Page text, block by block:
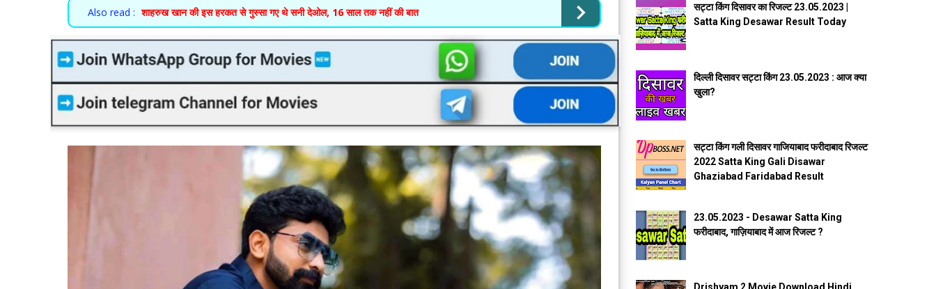
Also read : शाहरुख खान की इस हरकत से गुस्सा गए थे सनी देओल, 16 साल तक नहीं की बात
सट्टा किंग दिसावर का रिजल्ट 23.05.2023 |
Satta King Desawar Result Today
दिल्ली दिसावर सट्टा किंग 23.05.2023 : आज क्या
खुला?
सट्टा किंग गली दिसावर गाजियाबाद फरीदाबाद रिजल्ट
2022 Satta King Gali Disawar
Ghaziabad Faridabad Result
23.05.2023 - Desawar Satta King
फरीदाबाद, गाज़ियाबाद में आज रिजल्ट ?